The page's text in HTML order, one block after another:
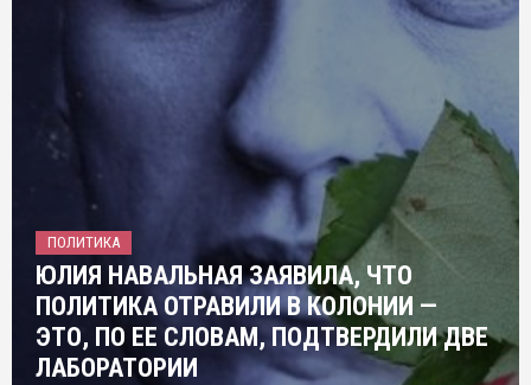
ПОЛИТИКА
ЮЛИЯ НАВАЛЬНАЯ ЗАЯВИЛА, ЧТО
ПОЛИТИКА ОТРАВИЛИ В КОЛОНИИ —
ЭТО, ПО ЕЕ СЛОВАМ, ПОДТВЕРДИЛИ ДВЕ
ЛАБОРАТОРИИ